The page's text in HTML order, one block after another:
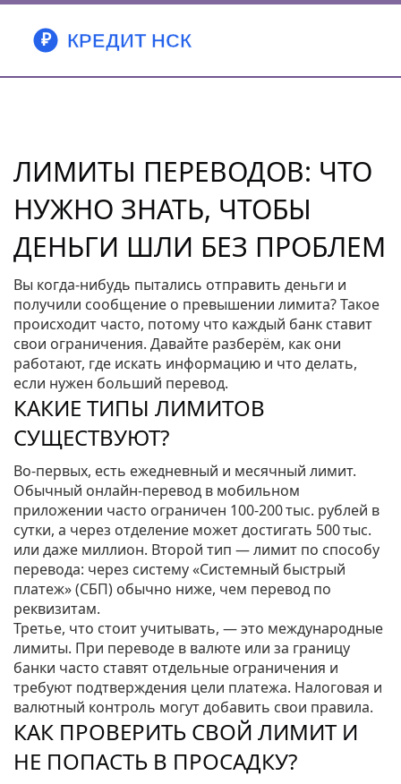
ЛИМИТЫ ПЕРЕВОДОВ: ЧТО
НУЖНО ЗНАТЬ, ЧТОБЫ
ДЕНЬГИ ШЛИ БЕЗ ПРОБЛЕМ
Вы когда‑нибудь пытались отправить деньги и
получили сообщение о превышении лимита? Такое
происходит часто, потому что каждый банк ставит
свои ограничения. Давайте разберём, как они
работают, где искать информацию и что делать,
если нужен больший перевод.
КАКИЕ ТИПЫ ЛИМИТОВ
СУЩЕСТВУЮТ?
Во-первых, есть ежедневный и месячный лимит.
Обычный онлайн‑перевод в мобильном
приложении часто ограничен 100‑200 тыс. рублей в
сутки, а через отделение может достигать 500 тыс.
или даже миллион. Второй тип — лимит по способу
перевода: через систему «Системный быстрый
платеж» (СБП) обычно ниже, чем перевод по
реквизитам.
Третье, что стоит учитывать, — это международные
лимиты. При переводе в валюте или за границу
банки часто ставят отдельные ограничения и
требуют подтверждения цели платежа. Налоговая и
валютный контроль могут добавить свои правила.
КАК ПРОВЕРИТЬ СВОЙ ЛИМИТ И
НЕ ПОПАСТЬ В ПРОСАДКУ?